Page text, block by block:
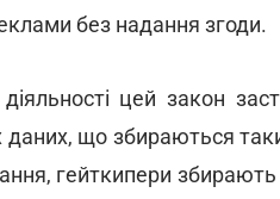
без надання згоди.
цей закон
даних, що збираються
гейткипери